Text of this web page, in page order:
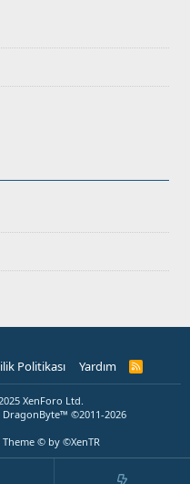
Politikası Yardım
R
XenForo Ltd.
©2011-2026
© by ©XenTR